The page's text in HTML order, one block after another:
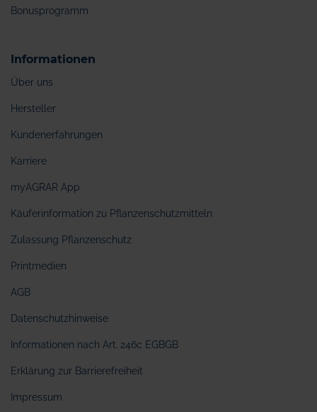
Bonusprogramm
Informationen
Über uns
Hersteller
Kundenerfahrungen
Karriere
myAGRAR App
Käuferinformation zu Pflanzenschutzmitteln
Zulassung Pflanzenschutz
Printmedien
AGB
Datenschutzhinweise
Informationen nach Art. 246c EGBGB
Erklärung zur Barrierefreiheit
Impressum